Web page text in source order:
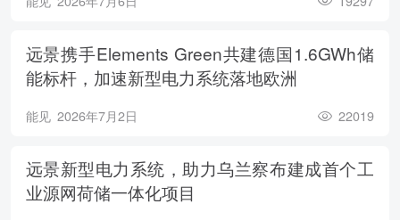
远景携手Elements Green共建德国1.6GWh储
能标杆，加速新型电力系统落地欧洲
能见 2026年7月2日 22019
远景新型电力系统，助力乌兰察布建成首个工
业源网荷储一体化项目